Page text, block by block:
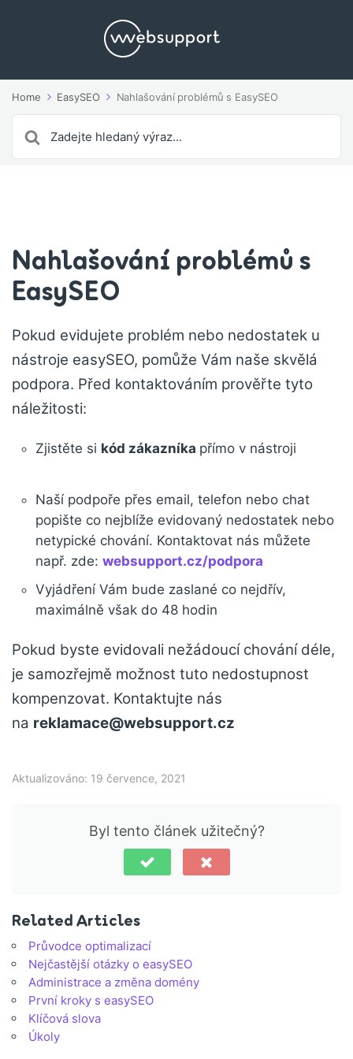
Home EasySEO Nahlašování problémů s EasySEO
For
Nahlašování problémů s
EasySEO
Pokud evidujete problém nebo nedostatek u
nástroje easySEO, pomůže Vám naše skvělá
podpora. Před kontaktováním prověřte tyto
náležitosti:
Zjistěte si kód zákazníka přímo v nástroji
Naší podpoře přes email, telefon nebo chat
popište co nejblíže evidovaný nedostatek nebo
netypické chování. Kontaktovat nás můžete
např. zde: websupport.cz/podpora
Vyjádření Vám bude zaslané co nejdřív,
maximálně však do 48 hodin
Pokud byste evidovali nežádoucí chování déle,
je samozřejmě možnost tuto nedostupnost
kompenzovat. Kontaktujte nás
na reklamace@websupport.cz
Aktualizováno: 19 července, 2021
Byl tento článek užitečný?
Related Articles
Průvodce optimalizací
Nejčastější otázky o easySEO
Administrace a změna domény
První kroky s easySEO
Klíčová slova
Úkoly